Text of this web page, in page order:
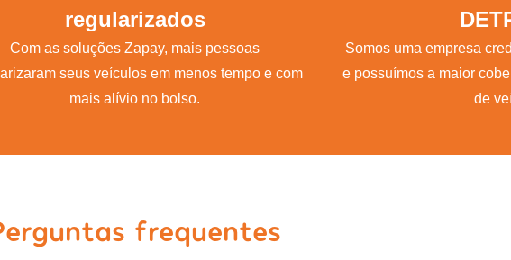
regularizados
Com as soluções Zapay, mais pessoas
seus veículos em menos tempo e com
mais alívio no bolso.
Somos uma empresa
e possuímos a maior
de
frequentes